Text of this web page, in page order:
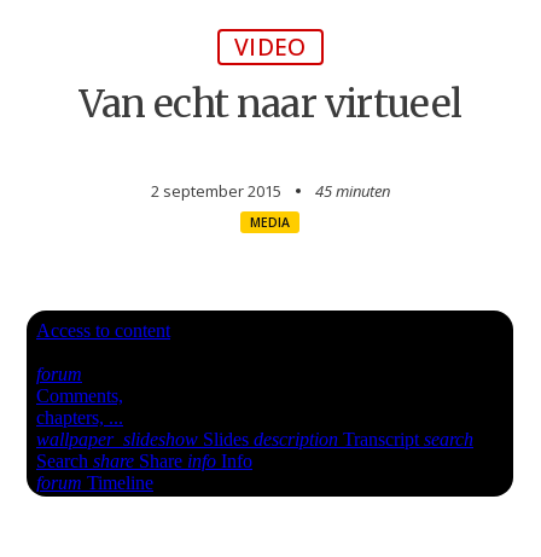
VIDEO
Van echt naar virtueel
2 september 2015 45 minuten
MEDIA